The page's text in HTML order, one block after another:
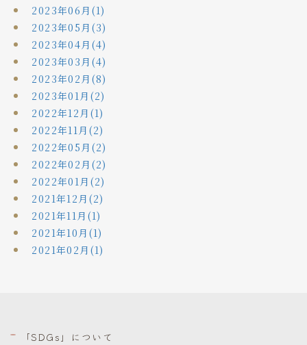
2023年06月(1)
2023年05月(3)
2023年04月(4)
2023年03月(4)
2023年02月(8)
2023年01月(2)
2022年12月(1)
2022年11月(2)
2022年05月(2)
2022年02月(2)
2022年01月(2)
2021年12月(2)
2021年11月(1)
2021年10月(1)
2021年02月(1)
「SDGs」について